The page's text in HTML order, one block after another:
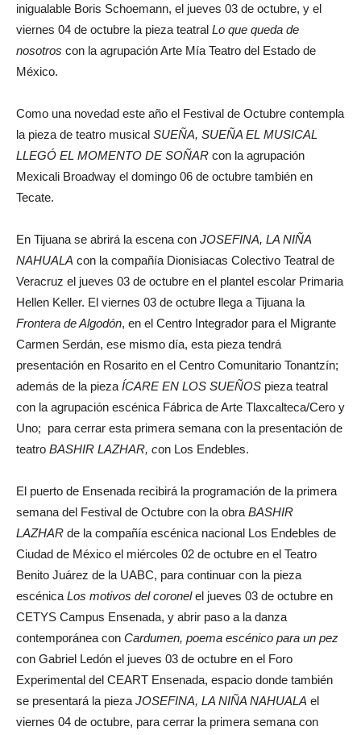
inigualable Boris Schoemann, el jueves 03 de octubre, y el
viernes 04 de octubre la pieza teatral Lo que queda de
nosotros con la agrupación Arte Mía Teatro del Estado de
México.
Como una novedad este año el Festival de Octubre contempla
la pieza de teatro musical SUEÑA, SUEÑA EL MUSICAL
LLEGÓ EL MOMENTO DE SOÑAR con la agrupación
Mexicali Broadway el domingo 06 de octubre también en
Tecate.
En Tijuana se abrirá la escena con JOSEFINA, LA NIÑA
NAHUALA con la compañía Dionisiacas Colectivo Teatral de
Veracruz el jueves 03 de octubre en el plantel escolar Primaria
Hellen Keller. El viernes 03 de octubre llega a Tijuana la
Frontera de Algodón, en el Centro Integrador para el Migrante
Carmen Serdán, ese mismo día, esta pieza tendrá
presentación en Rosarito en el Centro Comunitario Tonantzín;
además de la pieza ÍCARE EN LOS SUEÑOS pieza teatral
con la agrupación escénica Fábrica de Arte Tlaxcalteca/Cero y
Uno; para cerrar esta primera semana con la presentación de
teatro BASHIR LAZHAR, con Los Endebles.
El puerto de Ensenada recibirá la programación de la primera
semana del Festival de Octubre con la obra BASHIR
LAZHAR de la compañía escénica nacional Los Endebles de
Ciudad de México el miércoles 02 de octubre en el Teatro
Benito Juárez de la UABC, para continuar con la pieza
escénica Los motivos del coronelel jueves 03 de octubre en
CETYS Campus Ensenada, y abrir paso a la danza
contemporánea con Cardumen, poema escénico para un pez
con Gabriel Ledón el jueves 03 de octubre en el Foro
Experimental del CEART Ensenada, espacio donde también
se presentará la pieza JOSEFINA, LA NIÑA NAHUALA el
viernes 04 de octubre, para cerrar la primera semana con